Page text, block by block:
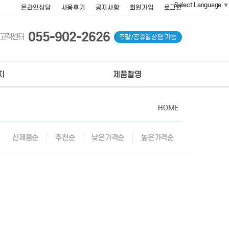
Select Language ▼
온라인상담 사용후기 공지사항 회원가입 로그인
고객센터 055-902-2626 주말/공휴일상담 가능
제품촬영
HOME
신제품순 추천순 낮은가격순 높은가격순